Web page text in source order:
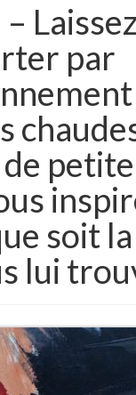
T
Laissez
par
soit
lui